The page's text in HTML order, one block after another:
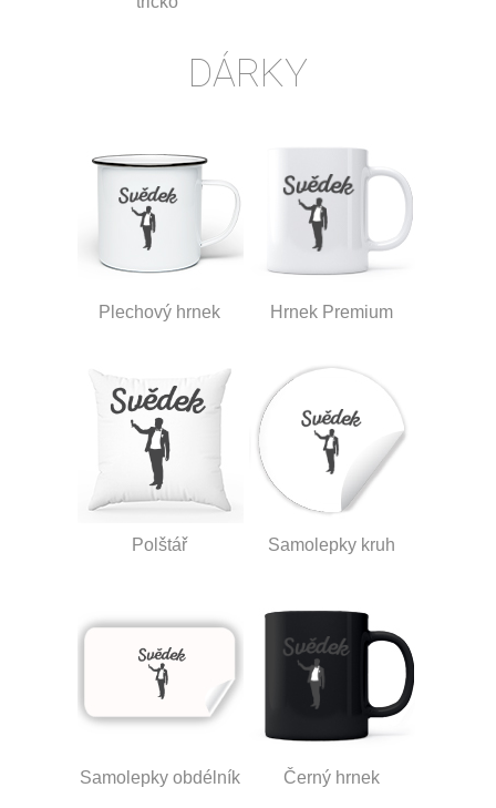
DÁRKY
Plechový hrnek Hrnek Premium
Polštář Samolepky kruh
Samolepky obdélník Černý hrnek